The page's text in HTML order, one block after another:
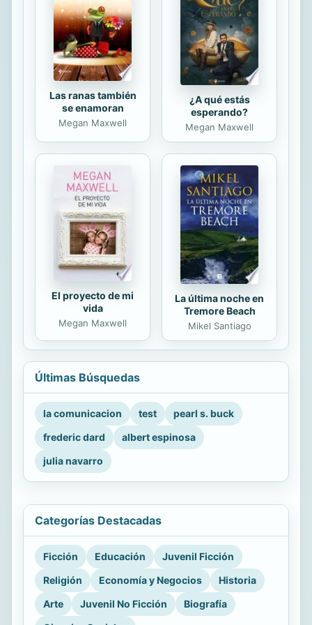
pertenecían a su esposa? ¿Alguna
vez soñó ella, con un matrimonio
ideal? Se imaginó que amaba a un
hombre y él la ...
Las ranas también
se enamoran
Megan Maxwell
¿A qué estás
esperando?
Megan Maxwell
El proyecto de mi
vida
Megan Maxwell
La última noche en
Tremore Beach
Mikel Santiago
Últimas Búsquedas
la comunicacion test
pearl s. buck
frederic dard
albert espinosa
julia navarro
Categorías Destacadas
Ficción Educación
Juvenil Ficción
Religión
Economía y Negocios
Historia
Arte
Juvenil No Ficción
Biografía